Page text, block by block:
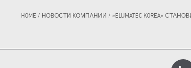
HOME / НОВОСТИ КОМПАНИИ / «ELUMATEC KOREA»